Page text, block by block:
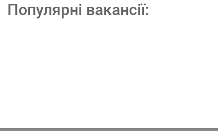
Популярні вакансії: